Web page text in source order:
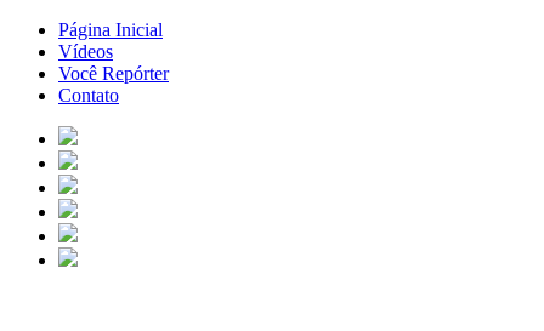
Página Inicial
Vídeos
Você Repórter
Contato